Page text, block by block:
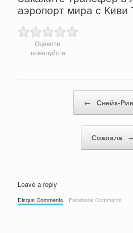
аэропорт мира с Киви
Оцените,
пожалуйста
← Снейк-
Соалала
Leave a reply
Disqus Comments Facebook Comments